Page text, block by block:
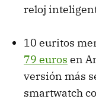
reloj
10 euritos
79 euros en
versión más
smartwatch